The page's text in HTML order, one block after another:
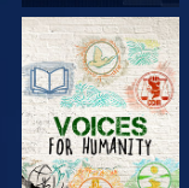
VERKEN DE SERIE